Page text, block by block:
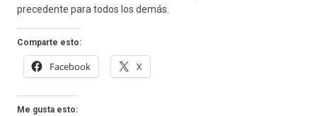
precedente para todos los demás.
Comparte esto:
Facebook X
Me gusta esto: